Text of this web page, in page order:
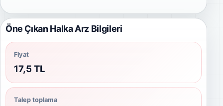
Öne Çıkan Halka Arz Bilgileri
Fiyat
17,5 TL
Talep toplama